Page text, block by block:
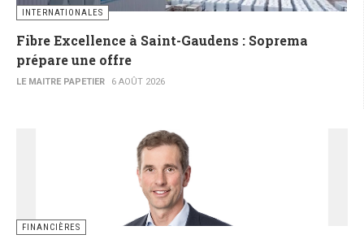
INTERNATIONALES
Fibre Excellence à Saint-Gaudens : Soprema
prépare une offre
LE MAITRE PAPETIER 6 AOÛT 2026
FINANCIÈRES